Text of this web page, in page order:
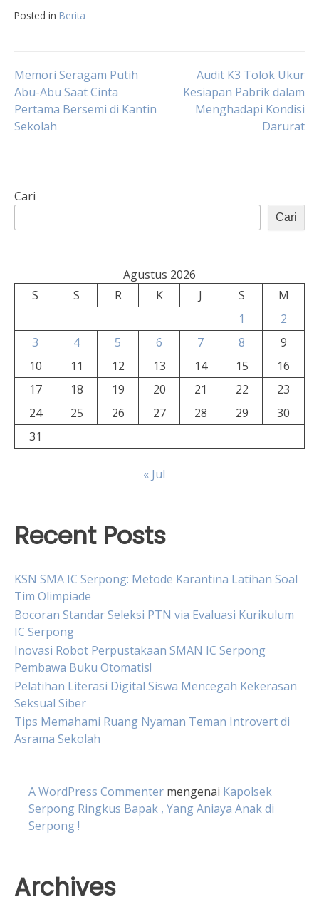
Posted in Berita
Navigasi
pos
Memori Seragam Putih
Abu-Abu Saat Cinta
Pertama Bersemi di Kantin
Sekolah
Audit K3 Tolok Ukur
Kesiapan Pabrik dalam
Menghadapi Kondisi
Darurat
Cari
Cari
Agustus 2026
S
S R K J S
M
1
2
3
4 5 6 7 8
9
10
11 12 13 14 15
16
17
18 19 20 21 22
23
24
25 26 27 28 29
30
31
« Jul
Recent Posts
KSN SMA IC Serpong: Metode Karantina Latihan Soal
Tim Olimpiade
Bocoran Standar Seleksi PTN via Evaluasi Kurikulum
IC Serpong
Inovasi Robot Perpustakaan SMAN IC Serpong
Pembawa Buku Otomatis!
Pelatihan Literasi Digital Siswa Mencegah Kekerasan
Seksual Siber
Tips Memahami Ruang Nyaman Teman Introvert di
Asrama Sekolah
A WordPress Commenter mengenai Kapolsek
Serpong Ringkus Bapak , Yang Aniaya Anak di
Serpong !
Archives